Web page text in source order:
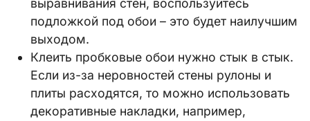
выравнивания стен, воспользуйтесь
подложкой под обои – это будет наилучшим
выходом.
Клеить пробковые обои нужно стык в стык.
Если из-за неровностей стены рулоны и
плиты расходятся, то можно использовать
декоративные накладки, например,